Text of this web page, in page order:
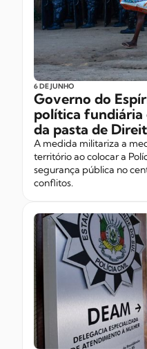
6 DE JUNHO
Governo do
política fundiária
da pasta de
A medida militariza a
território ao colocar a
segurança pública no
conflitos.